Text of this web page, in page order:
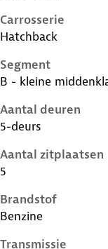
Carrosserie
Hatchback
Segment
B - kleine
Aantal deuren
5-deurs
Aantal zitplaatsen
5
Brandstof
Benzine
Transmissie